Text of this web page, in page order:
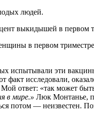
людей.
выкидышей в первом
в первом
эти
исследовали,
ответ: «так может
в мире.» Люк Монтанье,
потом — неизвестен.